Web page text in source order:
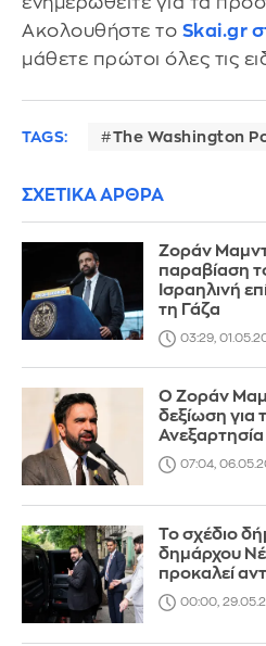
Ακολουθήστε το Skai.gr
μάθετε πρώτοι όλες τις
TAGS: The Washington
ΣΧΕΤΙΚΑ ΑΡΘΡΑ
Ζοράν
παραβίαση
Ισραηλινή
τη Γάζα
03:29,
Ο Ζοράν
δεξίωση για
07:04,
Το σχέδιο
δημάρχου
προκαλεί
00:00,